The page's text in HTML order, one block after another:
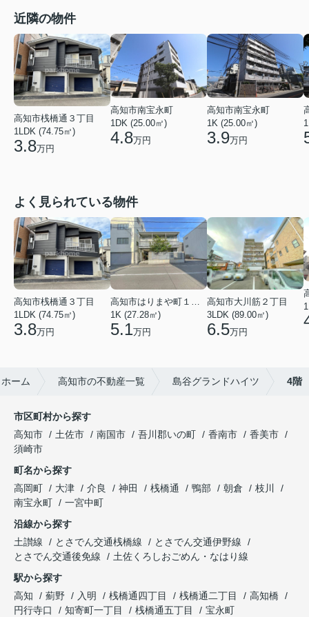
近隣の物件
高知市桟橋通３丁目
1LDK (74.75㎡)
3.8万円
高知市南宝永町
1DK (25.00㎡)
4.8万円
高知市南宝永町
1K (25.00㎡)
3.9万円
よく見られている物件
高知市桟橋通３丁目
1LDK (74.75㎡)
3.8万円
高知市はりまや町１丁目
1K (27.28㎡)
5.1万円
高知市大川筋２丁目
3LDK (89.00㎡)
6.5万円
ーム 高知市の不動産一覧 島谷グランドハイツ 4階
市区町村から探す
高知市
土佐市 南国市 吾川郡いの町 香南市
香美市
須崎市
町名から探す
高岡町
大津 介良 神田 桟橋通 鴨部 朝倉
枝川
南宝永町
一宮中町
沿線から探す
土讃線
とさでん交通桟橋線
とさでん交通伊野線
とさでん交通後免線
土佐くろしおごめん・なはり線
駅から探す
高知
薊野 入明 桟橋通四丁目 桟橋通二丁目
高知橋
円行寺口
知寄町一丁目 桟橋通五丁目 宝永町